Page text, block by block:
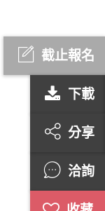
截止報名
下載
分享
洽詢